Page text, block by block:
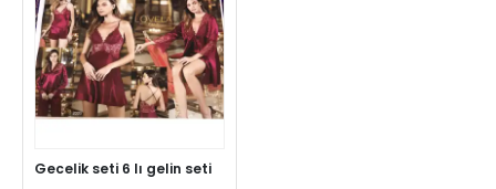
Gecelik seti 6 lı gelin seti